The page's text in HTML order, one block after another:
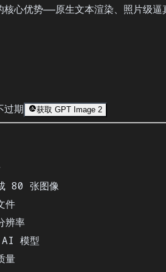
优势——原生文本渲染、照片级逼
期 获取 GPT Image 2
80 张图像
件
辨率
AI 模型
量